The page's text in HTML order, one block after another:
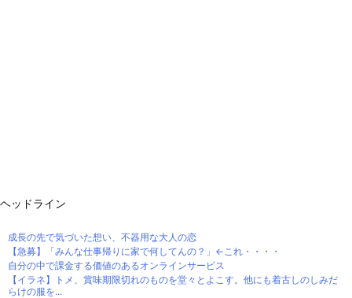
ヘッドライン
成長の先で気づいた想い、不器用な大人の恋
【急募】「みんな仕事帰りに家で何してんの？」←これ・・・・
自分の中で課金する価値のあるオンラインサービス
【イラネ】トメ、賞味期限切れのものを堂々とよこす。他にも着古しのしみだ
らけの服を...